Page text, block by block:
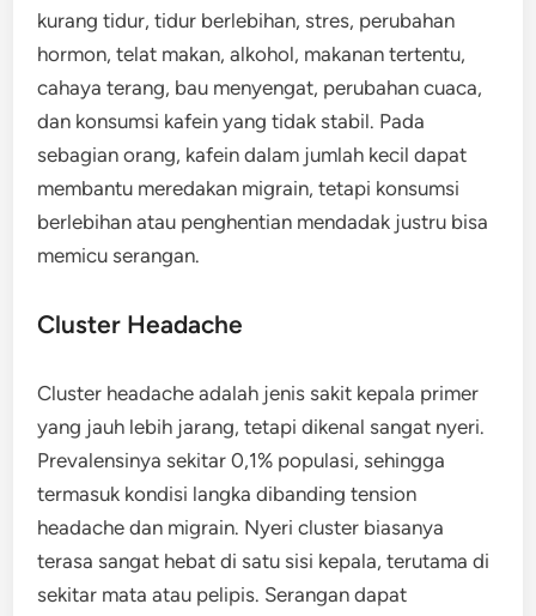
kurang tidur, tidur berlebihan, stres, perubahan
hormon, telat makan, alkohol, makanan tertentu,
cahaya terang, bau menyengat, perubahan cuaca,
dan konsumsi kafein yang tidak stabil. Pada
sebagian orang, kafein dalam jumlah kecil dapat
membantu meredakan migrain, tetapi konsumsi
berlebihan atau penghentian mendadak justru bisa
memicu serangan.
Cluster Headache
Cluster headache adalah jenis sakit kepala primer
yang jauh lebih jarang, tetapi dikenal sangat nyeri.
Prevalensinya sekitar 0,1% populasi, sehingga
termasuk kondisi langka dibanding tension
headache dan migrain. Nyeri cluster biasanya
terasa sangat hebat di satu sisi kepala, terutama di
sekitar mata atau pelipis. Serangan dapat